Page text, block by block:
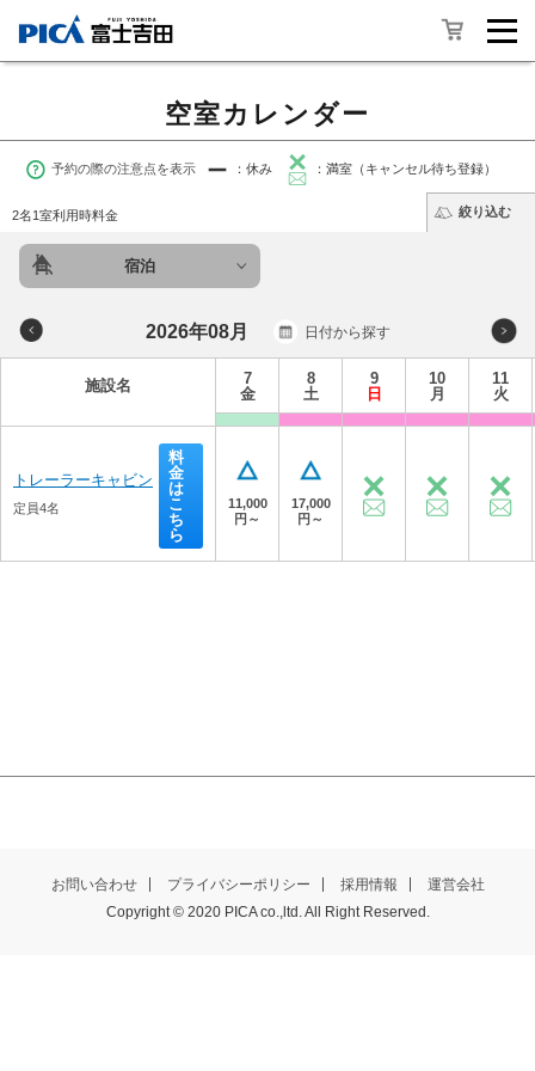
空室カレンダー
宿泊
予約の際の注意点を表示 ：休み ：満室（キャンセル待ち登録）
2名1室利用時料金 絞り込む
2026年08月 日付から探す
施設名
7
金
8
土
9
日
10
月
11
火
トレーラーキャビン
定員4名
料
金
は
こ
ち
ら
11,000
円～
17,000
円～
お問い合わせ プライバシーポリシー 採用情報 運営会社
Copyright © 2020 PICA co.,ltd. All Right Reserved.